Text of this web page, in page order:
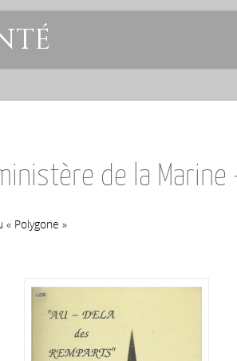
de la Marine
Polygone »